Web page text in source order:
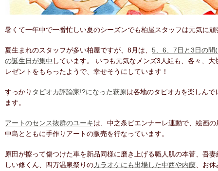
暑くて一年中で一番忙しい夏のシーズンでも柏屋スタッフは元気に
夏生まれのスタッフが多い柏屋ですが、8月は、 5、6、7日と3日の間
の誕生日が集中 しています。 いつも元気なメンズ3人組も、各々、
レゼントをもらったようで、幸せそうにしています！
すっかり タピオカ評論家!?になった萩原は各地のタピオカを楽しん
ます。
アートのセンス抜群のユーキは、中之条ビエンナーレ連動で、絵画
中島とともに手作りアートの販売を行なっています。
原田が擦って傷つけた車を新品同様に磨き上げる職人肌の本菅、吾
しい修くん、四万温泉祭りのカラオケにも出場した中西や内藤、お